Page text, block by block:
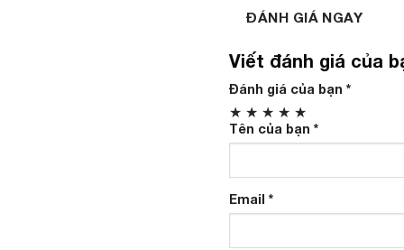
ĐÁNH GIÁ NGAY
Viết đánh giá của
Đánh giá của bạn *
★ ★ ★ ★ ★
Tên của bạn *
Email *